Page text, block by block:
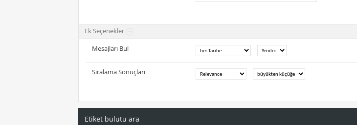
Ek Seçenekler
Mesajları Bul
Sıralama Sonuçları
Etiket bulutu ara